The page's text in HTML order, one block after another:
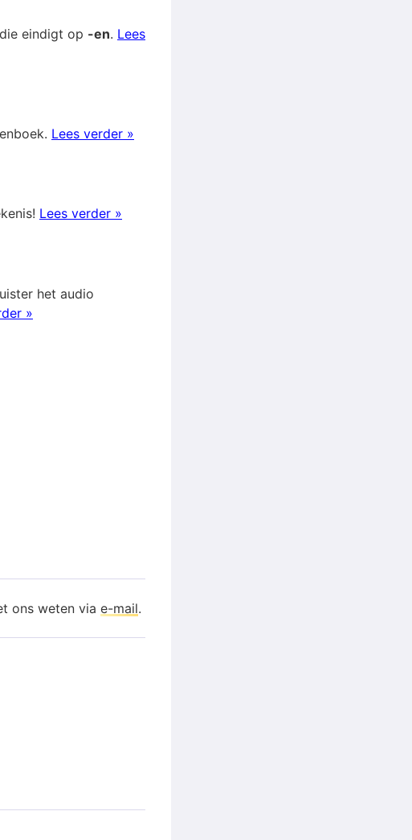
eindigt op -en. Lees
Lees verder »
Lees verder »
het audio
»
ons weten via e-mail.